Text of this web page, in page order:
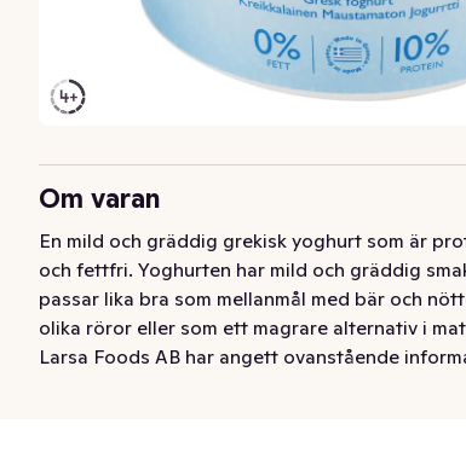
Om varan
En mild och gräddig grekisk yoghurt som är
och fettfri. Yoghurten har mild och gräddig
passar lika bra som mellanmål med bär och
olika röror eller som ett magrare alternativ i
Larsa Foods AB har angett ovanstående